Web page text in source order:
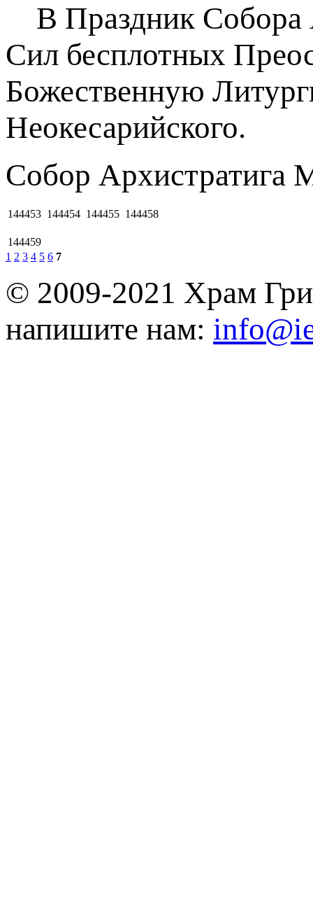
В Праздник Собора
Сил бесплотных
Божественную
Неокесарийского.
Собор Архистратига
144453 144454 144455 144458
144459
1 2 3 4 5 6 7
© 2009-2021 Храм
напишите нам: